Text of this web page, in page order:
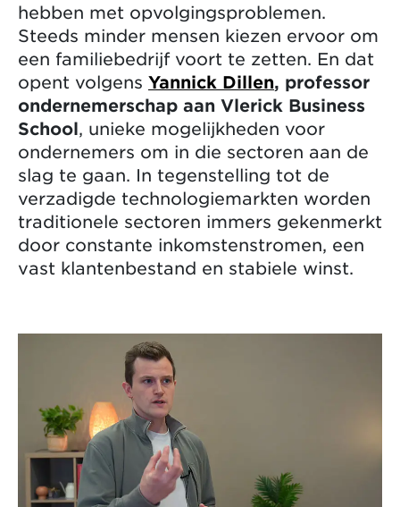
hebben met opvolgingsproblemen.
Steeds minder mensen kiezen ervoor om
een familiebedrijf voort te zetten. En dat
opent volgens Yannick Dillen, professor
ondernemerschap aan Vlerick Business
School, unieke mogelijkheden voor
ondernemers om in die sectoren aan de
slag te gaan. In tegenstelling tot de
verzadigde technologiemarkten worden
traditionele sectoren immers gekenmerkt
door constante inkomstenstromen, een
vast klantenbestand en stabiele winst.